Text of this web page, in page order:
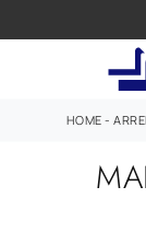
HOME -